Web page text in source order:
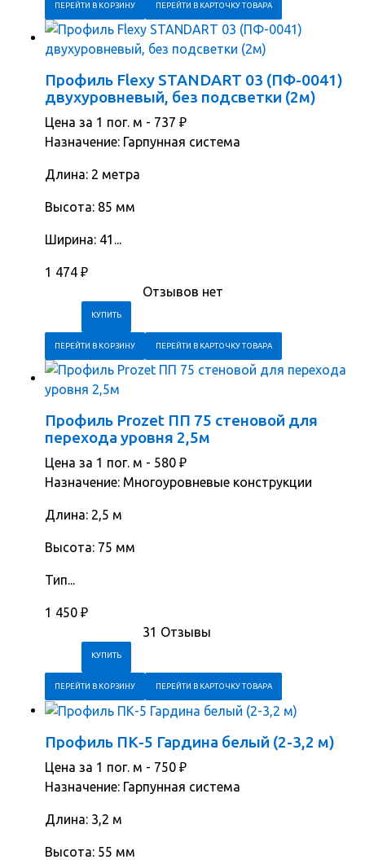
ПЕРЕЙТИ В КОРЗИНУ ПЕРЕЙТИ В КАРТОЧКУ ТОВАРА
Профиль Flexy STANDART 03 (ПФ-0041)
двухуровневый, без подсветки (2м)
Цена за 1 пог. м - 737 ₽
Назначение: Гарпунная система
Длина: 2 метра
Высота: 85 мм
Ширина: 41...
1 474 ₽
Отзывов нет
ПЕРЕЙТИ В КОРЗИНУ ПЕРЕЙТИ В КАРТОЧКУ ТОВАРА
Профиль Prozet ПП 75 стеновой для
перехода уровня 2,5м
Цена за 1 пог. м - 580 ₽
Назначение: Многоуровневые конструкции
Длина: 2,5 м
Высота: 75 мм
Тип...
1 450 ₽
31 Отзывы
ПЕРЕЙТИ В КОРЗИНУ ПЕРЕЙТИ В КАРТОЧКУ ТОВАРА
Профиль ПК-5 Гардина белый (2-3,2 м)
Цена за 1 пог. м - 750 ₽
Назначение: Гарпунная система
Длина: 3,2 м
Высота: 55 мм